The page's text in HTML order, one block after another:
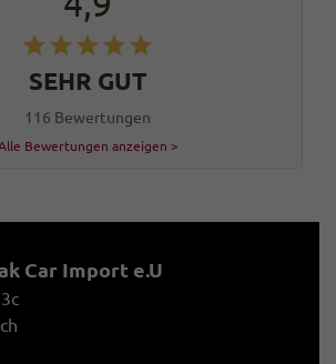
SEHR GUT
116 Bewertungen
Bewertungen anzeigen >
Car Import e.U